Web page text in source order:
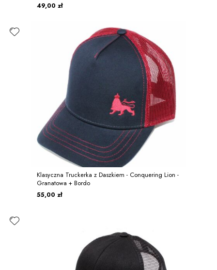
49,00 zł
Klasyczna Truckerka z Daszkiem - Conquering Lion -
Granatowa + Bordo
55,00 zł